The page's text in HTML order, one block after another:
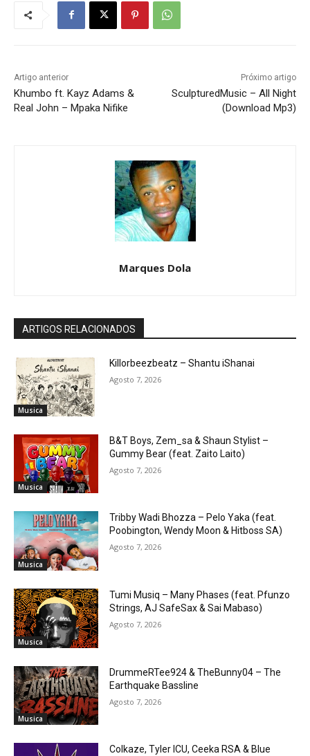
Artigo anterior
Khumbo ft. Kayz Adams &
Real John – Mpaka Nifike
Próximo artigo
SculpturedMusic – All Night
(Download Mp3)
Marques Dola
ARTIGOS RELACIONADOS
Musica
Killorbeezbeatz – Shantu iShanai
Agosto 7, 2026
Musica
B&T Boys, Zem_sa & Shaun Stylist –
Gummy Bear (feat. Zaito Laito)
Agosto 7, 2026
Musica
Tribby Wadi Bhozza – Pelo Yaka (feat.
Poobington, Wendy Moon & Hitboss SA)
Agosto 7, 2026
Musica
Tumi Musiq – Many Phases (feat. Pfunzo
Strings, AJ SafeSax & Sai Mabaso)
Agosto 7, 2026
Musica
DrummeRTee924 & TheBunny04 – The
Earthquake Bassline
Agosto 7, 2026
Colkaze, Tyler ICU, Ceeka RSA & Blue